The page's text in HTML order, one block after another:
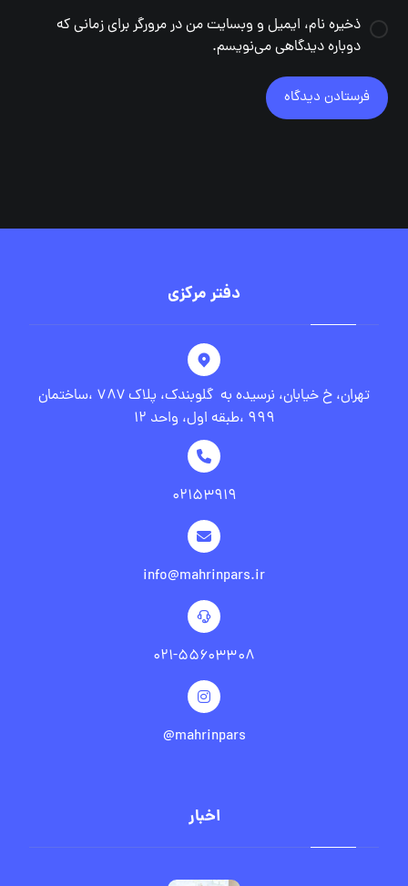
ذخیره نام، ایمیل و وبسایت من در مرورگر برای زمانی که
دوباره دیدگاهی می‌نویسم.
فرستادن دیدگاه
دفتر مرکزی
تهران، خ خیابان، نرسیده به گلوبندک، پلاک ۷۸۷ ،ساختمان
۹۹۹ ،طبقه اول، واحد ۱۲
۰۲۱۵۳۹۱۹
info@mahrinpars.ir
۰۲۱-۵۵۶۰۳۳۰۸
mahrinpars@
اخبار